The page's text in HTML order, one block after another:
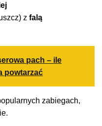
z falą
pach – ile
powtarzać
zabiegach,